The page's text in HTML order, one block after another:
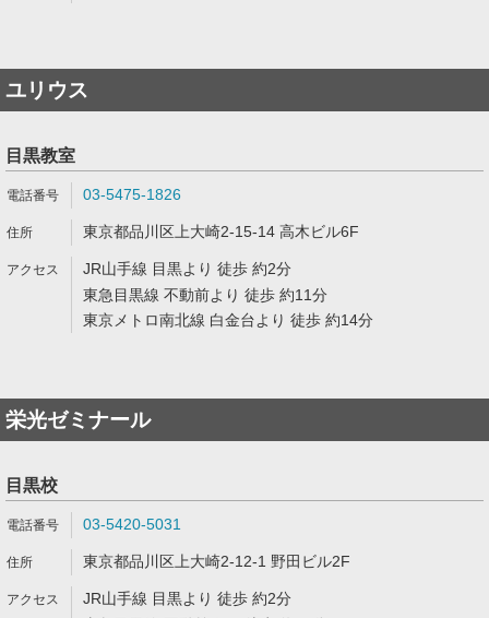
ユリウス
目黒教室
03-5475-1826
東京都品川区上大崎2-15-14 高木ビル6F
JR山手線 目黒より 徒歩 約2分
東急目黒線 不動前より 徒歩 約11分
東京メトロ南北線 白金台より 徒歩 約14分
栄光ゼミナール
目黒校
03-5420-5031
東京都品川区上大崎2-12-1 野田ビル2F
JR山手線 目黒より 徒歩 約2分